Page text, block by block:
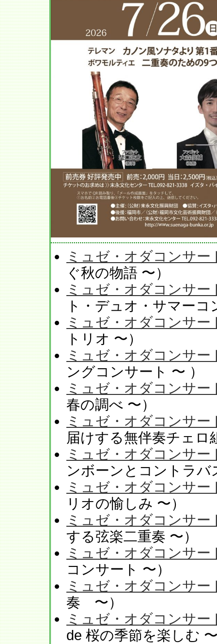
ミュゼ・オダコンサー
ぐ秋の物語 〜）
ミュゼ・オダコンサー
ト・デュオ・サマーコ
ミュゼ・オダコンサー
トリオ 〜）
ミュゼ・オダコンサー
ングコンサート 〜 ）
ミュゼ・オダコンサー
春の調べ 〜）
ミュゼ・オダコンサー
届けする無伴奏チェロ
ミュゼ・オダコンサー
ンボーンとコントラバ
ミュゼ・オダコンサー
リオの愉しみ 〜）
ミュゼ・オダコンサー
する弦楽二重奏 〜）
ミュゼ・オダコンサー
コンサート 〜）
ミュゼ・オダコンサー
奏 〜）
ミュゼ・オダコンサー
de 桜の季節を楽しむ